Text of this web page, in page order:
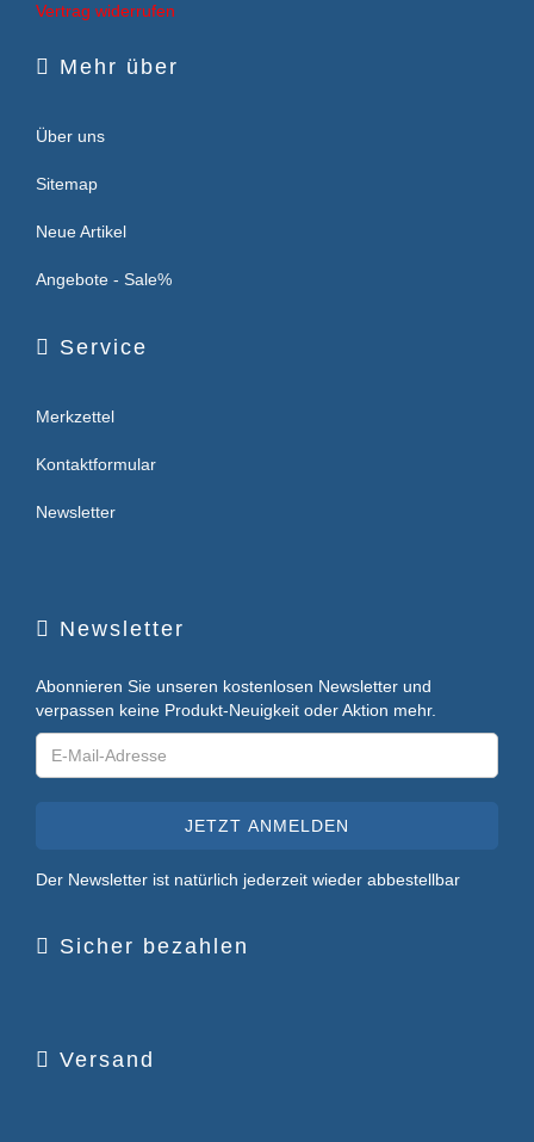
Vertrag widerrufen
Mehr über
Über uns
Sitemap
Neue Artikel
Angebote - Sale%
Service
Merkzettel
Kontaktformular
Newsletter
Newsletter
Abonnieren Sie unseren kostenlosen Newsletter und
verpassen keine Produkt-Neuigkeit oder Aktion mehr.
Der Newsletter ist natürlich jederzeit wieder abbestellbar
Sicher bezahlen
Versand